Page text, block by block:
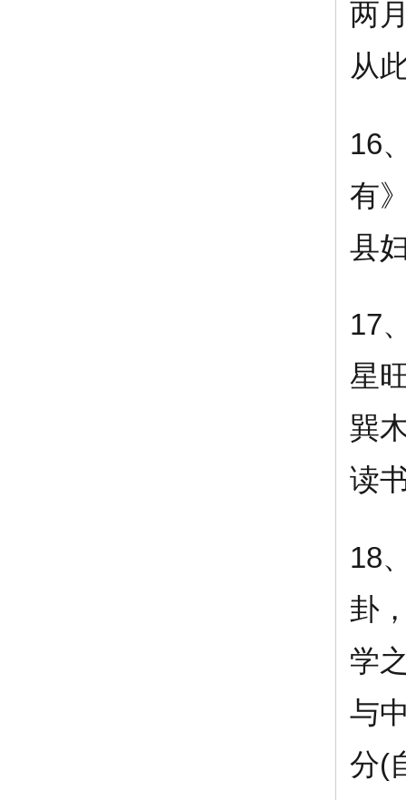
两
从
16
有
县
17
星
巽
读
18
卦
学
与
分(